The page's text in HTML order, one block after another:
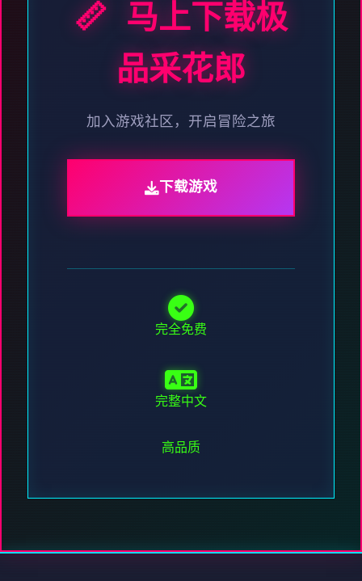
📏 马上下载极
品采花郎
加入游戏社区，开启冒险之旅
下载游戏
完全免费
完整中文
高品质